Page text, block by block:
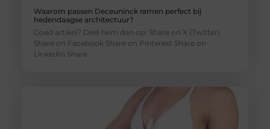
Waarom passen Deceuninck ramen perfect bij
hedendaagse architectuur?
Goed artikel? Deel hem dan op: Share on X (Twitter)
Share on Facebook Share on Pinterest Share on
LinkedIn Share